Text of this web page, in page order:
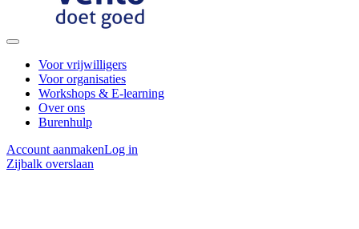
Voor vrijwilligers
Voor organisaties
Workshops & E-learning
Over ons
Burenhulp
Account aanmakenLog in
Zijbalk overslaan